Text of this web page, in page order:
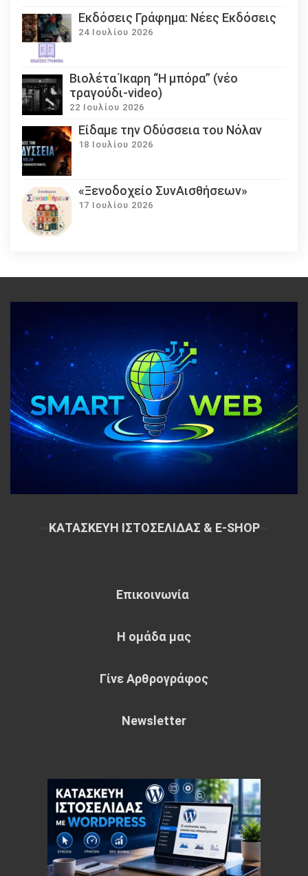
Εκδόσεις Γράφημα: Νέες Εκδόσεις
24 Ιουλίου 2026
Βιολέτα Ίκαρη “Η μπόρα” (νέο
τραγούδι-video)
22 Ιουλίου 2026
Eίδαμε την Οδύσσεια του Νόλαν
18 Ιουλίου 2026
«Ξενοδοχείο ΣυνΑισθήσεων»
17 Ιουλίου 2026
ΚΑΤΑΣΚΕΥΗ ΙΣΤΟΣΕΛΙΔΑΣ & E-SHOP~
Επικοινωνία
Η ομάδα μας
Γίνε Αρθρογράφος
Newsletter